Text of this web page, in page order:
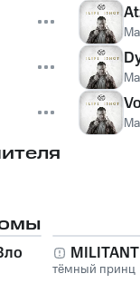
тёмный принц